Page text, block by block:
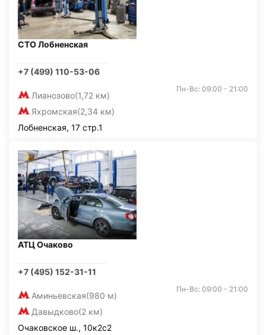
СТО Лобненская
+7 (499) 110-53-06
Лианозово(1,72 км)
Яхромская(2,34 км)
Пн-Вс: 09:00 - 21:00
Лобненская, 17 стр.1
АТЦ Очаково
+7 (495) 152-31-11
Аминьевская(980 м)
Давыдково(2 км)
Пн-Вс: 09:00 - 21:00
Очаковское ш., 10к2с2